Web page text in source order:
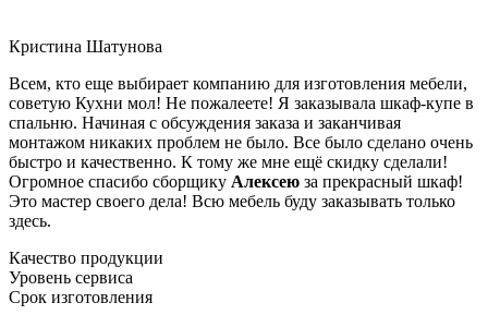
Кристина Шатунова
Всем, кто еще выбирает компанию для изготовления мебели,
советую Кухни мол! Не пожалеете! Я заказывала шкаф-купе в
спальню. Начиная с обсуждения заказа и заканчивая
монтажом никаких проблем не было. Все было сделано очень
быстро и качественно. К тому же мне ещё скидку сделали!
Огромное спасибо сборщику Алексею за прекрасный шкаф!
Это мастер своего дела! Всю мебель буду заказывать только
здесь.
Качество продукции
Уровень сервиса
Срок изготовления